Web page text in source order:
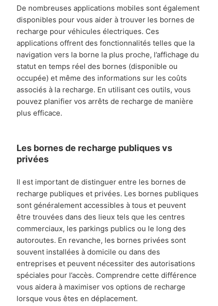
De nombreuses applications mobiles sont également
disponibles pour vous aider à trouver les bornes de
recharge pour véhicules électriques. Ces
applications offrent des fonctionnalités telles que la
navigation vers la borne la plus proche, l’affichage du
statut en temps réel des bornes (disponible ou
occupée) et même des informations sur les coûts
associés à la recharge. En utilisant ces outils, vous
pouvez planifier vos arrêts de recharge de manière
plus efficace.
Les bornes de recharge publiques vs
privées
Il est important de distinguer entre les bornes de
recharge publiques et privées. Les bornes publiques
sont généralement accessibles à tous et peuvent
être trouvées dans des lieux tels que les centres
commerciaux, les parkings publics ou le long des
autoroutes. En revanche, les bornes privées sont
souvent installées à domicile ou dans des
entreprises et peuvent nécessiter des autorisations
spéciales pour l’accès. Comprendre cette différence
vous aidera à maximiser vos options de recharge
lorsque vous êtes en déplacement.